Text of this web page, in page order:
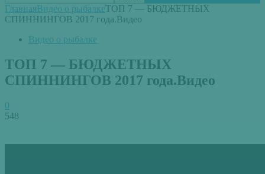
ГлавнаяВидео о рыбалкеТОП 7 — БЮДЖЕТНЫХ
СПИННИНГОВ 2017 года.Видео
Видео о рыбалке
ТОП 7 — БЮДЖЕТНЫХ
СПИННИНГОВ 2017 года.Видео
0
548